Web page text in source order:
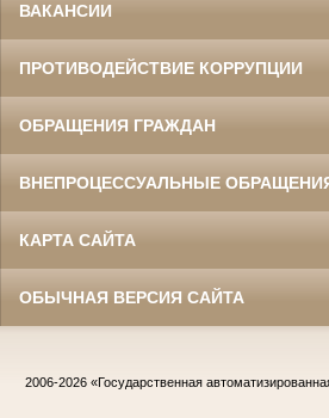
ВАКАНСИИ
ПРОТИВОДЕЙСТВИЕ КОРРУПЦИИ
ОБРАЩЕНИЯ ГРАЖДАН
ВНЕПРОЦЕССУАЛЬНЫЕ
КАРТА САЙТА
ОБЫЧНАЯ ВЕРСИЯ САЙТА
2006-2026 «Государственная